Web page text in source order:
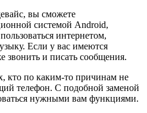
вы сможете
системой Android,
интернетом,
Если у вас имеются
звонить и писать сообщения.
кто по каким-то причинам не
телефон. С подобной заменой
нужными вам функциями.